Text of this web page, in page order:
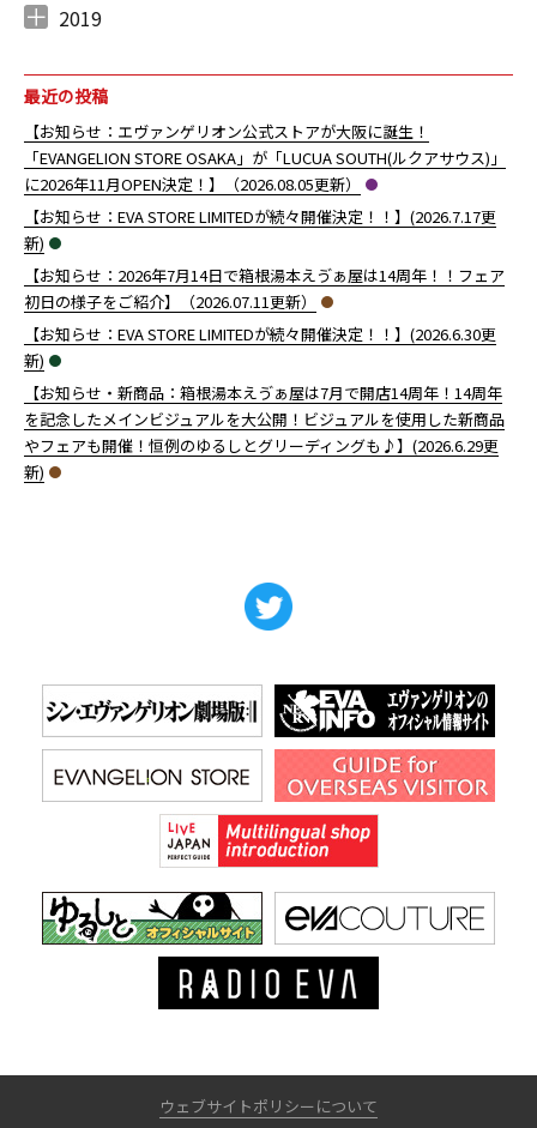
2019
最近の投稿
【お知らせ：エヴァンゲリオン公式ストアが大阪に誕生！
「EVANGELION STORE OSAKA」が「LUCUA SOUTH(ルクアサウス)」
に2026年11月OPEN決定！】（2026.08.05更新）
【お知らせ：EVA STORE LIMITEDが続々開催決定！！】(2026.7.17更
新)
【お知らせ：2026年7月14日で箱根湯本えゔぁ屋は14周年！！フェア
初日の様子をご紹介】（2026.07.11更新）
【お知らせ：EVA STORE LIMITEDが続々開催決定！！】(2026.6.30更
新)
【お知らせ・新商品：箱根湯本えゔぁ屋は7月で開店14周年！14周年
を記念したメインビジュアルを大公開！ビジュアルを使用した新商品
やフェアも開催！恒例のゆるしとグリーディングも♪】(2026.6.29更
新)
ウェブサイトポリシーについて